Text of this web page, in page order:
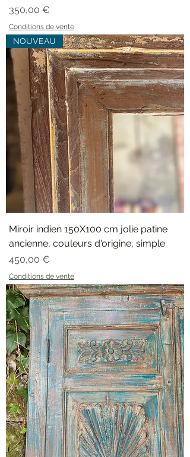
Prix
350,00 €
Conditions de vente
NOUVEAU
Miroir indien 150X100 cm jolie patine
ancienne, couleurs d'origine, simple
Prix
450,00 €
Conditions de vente